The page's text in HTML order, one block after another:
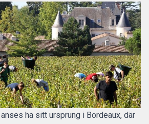
ha sitt ursprung i Bordeaux, där